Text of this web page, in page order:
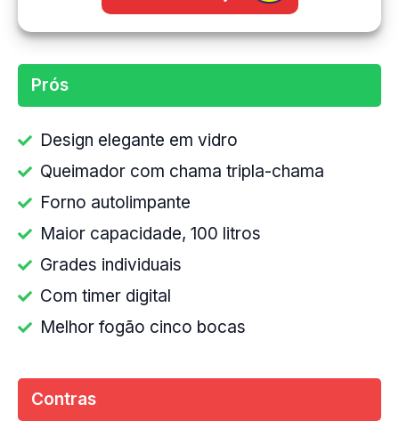
Prós
Design elegante em vidro
Queimador com chama tripla-chama
Forno autolimpante
Maior capacidade, 100 litros
Grades individuais
Com timer digital
Melhor fogão cinco bocas
Contras